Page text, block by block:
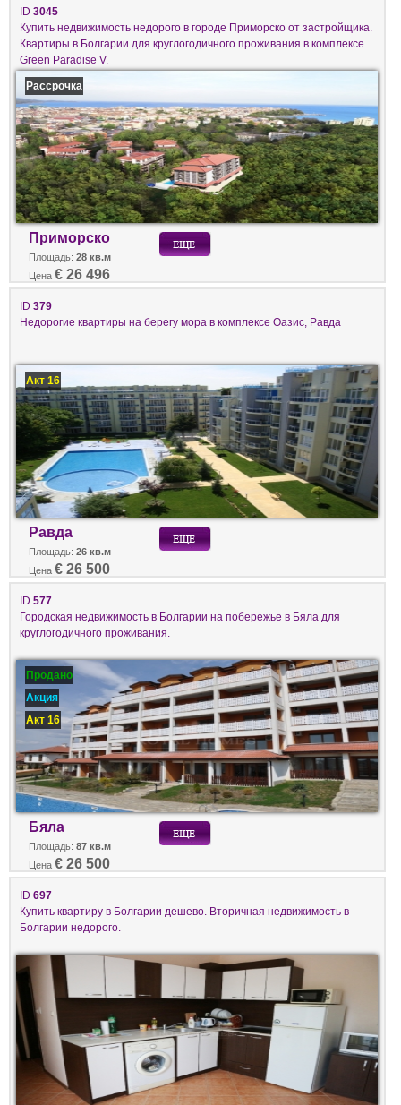
ID 3045
Купить недвижимость недорого в городе Приморско от застройщика.
Квартиры в Болгарии для круглогодичного проживания в комплексе
Green Paradise V.
Рассрочка
Приморско
Площадь: 28 кв.м
Цена € 26 496
ID 379
Недорогие квартиры на берегу мора в комплексе Оазис, Равда
Акт 16
Равда
Площадь: 26 кв.м
Цена € 26 500
ID 577
Городская недвижимость в Болгарии на побережье в Бяла для
круглогодичного проживания.
Продано
Акция
Акт 16
Бяла
Площадь: 87 кв.м
Цена € 26 500
ID 697
Купить квартиру в Болгарии дешево. Вторичная недвижимость в
Болгарии недорого.